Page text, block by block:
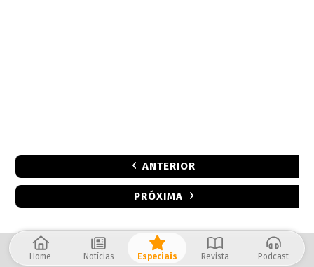
ANTERIOR
PRÓXIMA
Home Notícias Especiais Revista Podcast